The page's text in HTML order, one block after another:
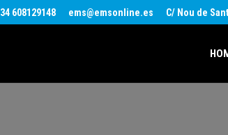
608129148 ems@emsonline.es C/ Nou de